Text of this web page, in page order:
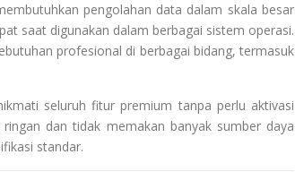
pengolahan data dalam skala besar
saat digunakan dalam berbagai sistem operasi.
profesional di berbagai bidang, termasuk
seluruh fitur premium tanpa perlu aktivasi
dan tidak memakan banyak sumber daya
standar.